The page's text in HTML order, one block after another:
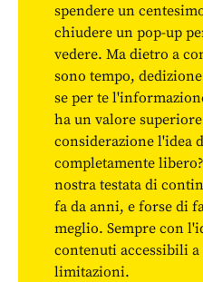
spendere un
chiudere un pop-up
vedere. Ma dietro a
sono tempo,
se per te
ha un valore
considerazione l'idea
completamente
nostra testata di
fa da anni, e forse di
meglio. Sempre con
contenuti accessibili a
limitazioni.